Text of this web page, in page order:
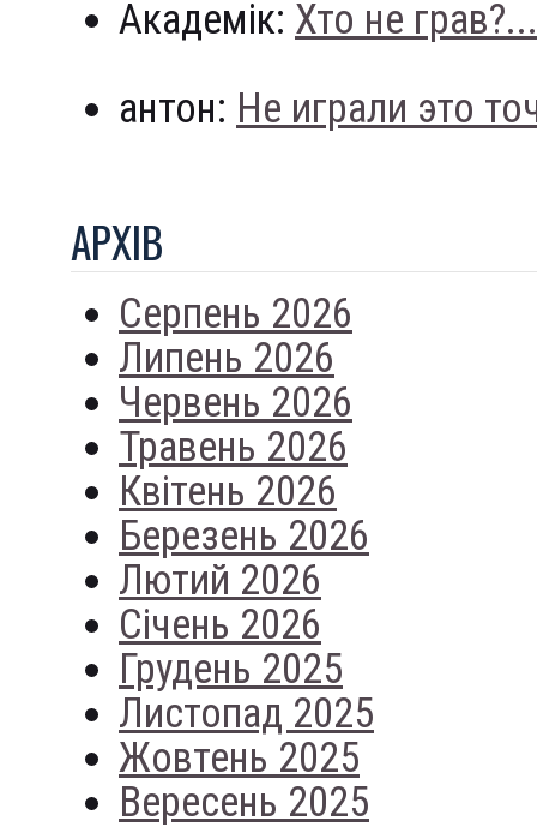
Академік: Хто не грав?...
антон: Не играли это
АРХIВ
Серпень 2026
Липень 2026
Червень 2026
Травень 2026
Квітень 2026
Березень 2026
Лютий 2026
Січень 2026
Грудень 2025
Листопад 2025
Жовтень 2025
Вересень 2025